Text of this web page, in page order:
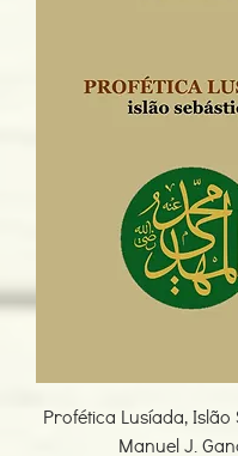
Profética Lusíada, Islão
Manuel J.